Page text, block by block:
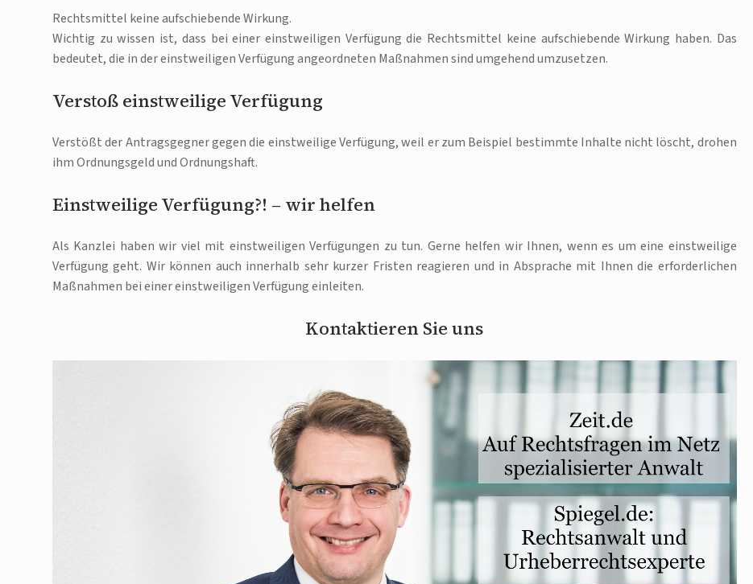
Rechtsmittel keine aufschiebende Wirkung.
Wichtig zu wissen ist, dass bei einer einstweiligen Verfügung die Rechtsmittel keine aufschiebende Wirkung haben. Das
bedeutet, die in der einstweiligen Verfügung angeordneten Maßnahmen sind umgehend umzusetzen.
Verstoß einstweilige Verfügung
Verstößt der Antragsgegner gegen die einstweilige Verfügung, weil er zum Beispiel bestimmte Inhalte nicht löscht, drohen
ihm Ordnungsgeld und Ordnungshaft.
Einstweilige Verfügung?! – wir helfen
Als Kanzlei haben wir viel mit einstweiligen Verfügungen zu tun. Gerne helfen wir Ihnen, wenn es um eine einstweilige
Verfügung geht. Wir können auch innerhalb sehr kurzer Fristen reagieren und in Absprache mit Ihnen die erforderlichen
Maßnahmen bei einer einstweiligen Verfügung einleiten.
Kontaktieren Sie uns